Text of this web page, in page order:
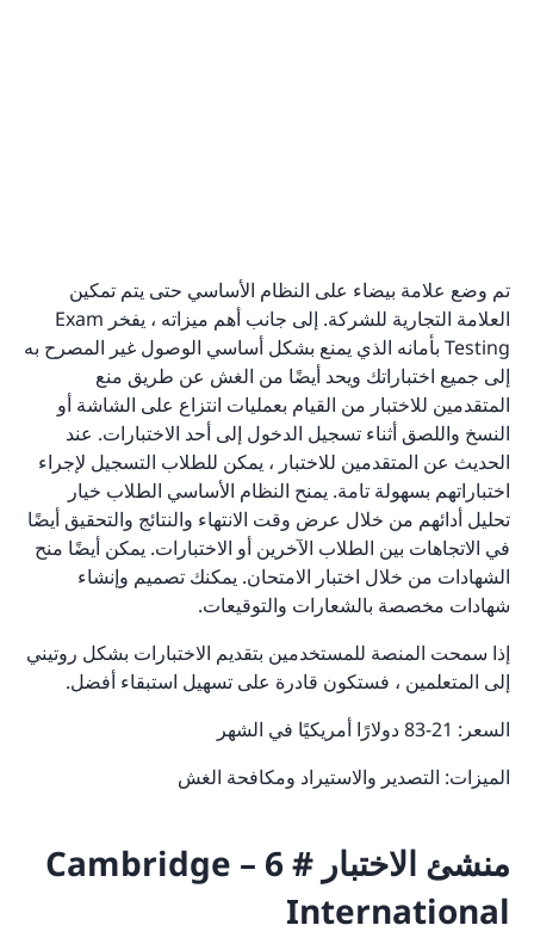
تم وضع علامة بيضاء على النظام الأساسي حتى يتم تمكين
العلامة التجارية للشركة. إلى جانب أهم ميزاته ، يفخر Exam
Testing بأمانه الذي يمنع بشكل أساسي الوصول غير المصرح به
إلى جميع اختباراتك ويحد أيضًا من الغش عن طريق منع
المتقدمين للاختبار من القيام بعمليات انتزاع على الشاشة أو
النسخ واللصق أثناء تسجيل الدخول إلى أحد الاختبارات. عند
الحديث عن المتقدمين للاختبار ، يمكن للطلاب التسجيل لإجراء
اختباراتهم بسهولة تامة. يمنح النظام الأساسي الطلاب خيار
تحليل أدائهم من خلال عرض وقت الانتهاء والنتائج والتحقيق أيضًا
في الاتجاهات بين الطلاب الآخرين أو الاختبارات. يمكن أيضًا منح
الشهادات من خلال اختبار الامتحان. يمكنك تصميم وإنشاء
شهادات مخصصة بالشعارات والتوقيعات.
إذا سمحت المنصة للمستخدمين بتقديم الاختبارات بشكل روتيني
إلى المتعلمين ، فستكون قادرة على تسهيل استبقاء أفضل.
السعر: 21-83 دولارًا أمريكيًا في الشهر
الميزات: التصدير والاستيراد ومكافحة الغش
منشئ الاختبار # 6 – Cambridge
International